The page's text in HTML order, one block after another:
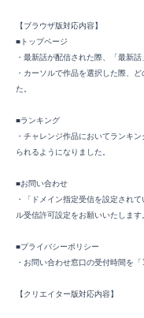
【ブラウザ版対応内容】
■トップページ
・最新話が配信された際、「最新
・カーソルで作品を選択した際、
た。
■ランキング
・チャレンジ作品においてランキ
られるようになりました。
■お問い合わせ
・「ドメイン指定受信を設定され
ル受信許可設定をお願いいたします
■プライバシーポリシー
・お問い合わせ窓口の受付時間を「
【クリエイター版対応内容】